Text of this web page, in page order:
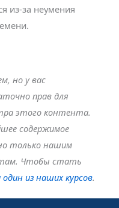
из-за неумения
но у вас
прав для
этого контента.
содержимое
только нашим
Чтобы стать
из наших курсов.